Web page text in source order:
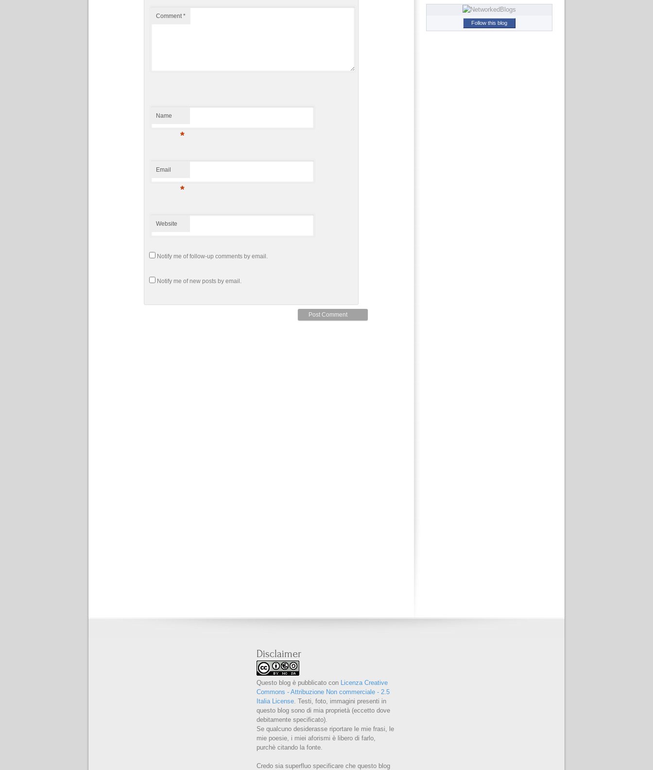
Comment*
Name
*
Email
*
Website
Notify me of follow-up comments by email.
Notify me of new posts by email.
Follow this blog
Disclaimer
Questo blog è pubblicato con Licenza Creative
Commons - Attribuzione Non commerciale - 2.5
Italia License. Testi, foto, immagini presenti in
questo blog sono di mia proprietà (eccetto dove
debitamente specificato).
Se qualcuno desiderasse riportare le mie frasi, le
mie poesie, i miei aforismi è libero di farlo,
purchè citando la fonte.
Credo sia superfluo specificare che questo blog